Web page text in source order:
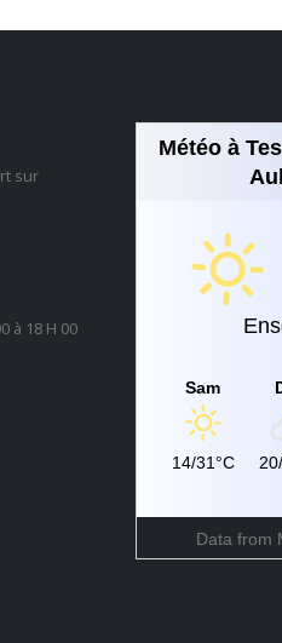
sur
à 18 H 00
Météo à
Sam
14/31°C
Data from